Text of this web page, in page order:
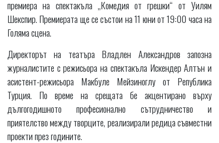
премиера на спектакъла „Комедия от грешки“ от Уилям
Шекспир. Премиерата ще се състои на 11 юни от 19:00 часа на
Голяма сцена.
Директорът на театъра Владлен Александров запозна
журналистите с режисьора на спектакъла Искендер Алтън и
асистент-режисьора Макбуле Мейзиноглу от Република
Турция. По време на срещата бе акцентирано върху
дългогодишното професионално сътрудничество и
приятелство между творците, реализирали редица съвместни
проекти през годините.